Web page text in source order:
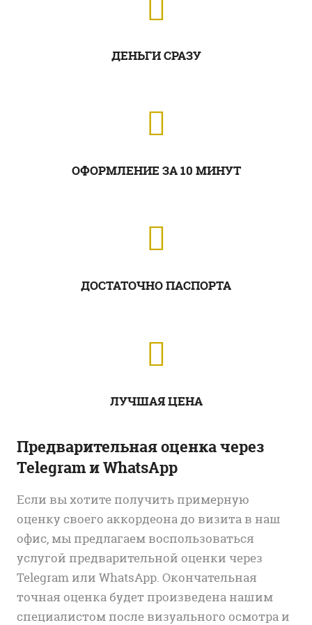
ДЕНЬГИ СРАЗУ
ОФОРМЛЕНИЕ ЗА 10 МИНУТ
ДОСТАТОЧНО ПАСПОРТА
ЛУЧШАЯ ЦЕНА
Предварительная оценка через
Telegram и WhatsApp
Если вы хотите получить примерную
оценку своего аккордеона до визита в наш
офис, мы предлагаем воспользоваться
услугой предварительной оценки через
Telegram или WhatsApp. Окончательная
точная оценка будет произведена нашим
специалистом после визуального осмотра и